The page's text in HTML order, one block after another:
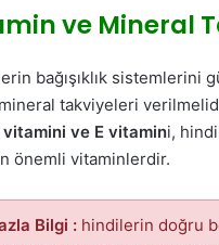
ve Mineral
bağışıklık sistemlerini
takviyeleri
ve E vitamini,
önemli vitaminlerdir.
Bilgi : hindilerin doğru